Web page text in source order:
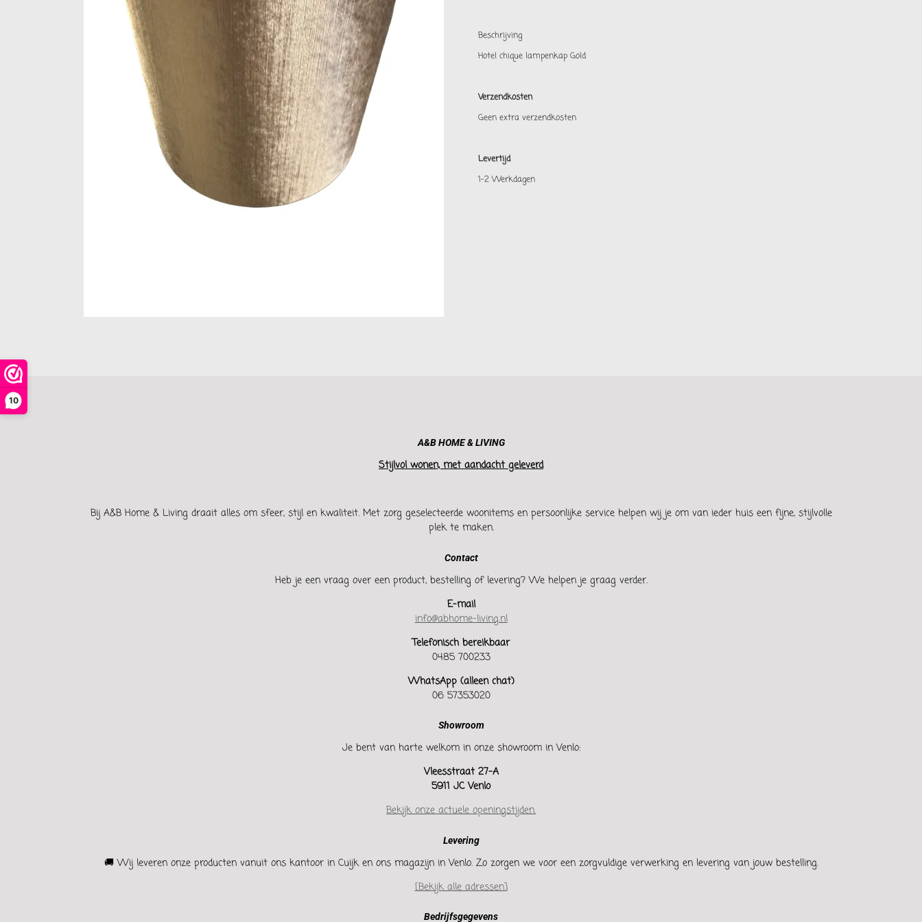
10
Beschrijving
Hotel chique lampenkap Gold
Verzendkosten
Geen extra verzendkosten
Levertijd
1-2 Werkdagen
A&B HOME & LIVING
Stijlvol wonen, met aandacht geleverd
Bij A&B Home & Living draait alles om sfeer, stijl en kwaliteit. Met zorg geselecteerde woonitems en persoonlijke service helpen wij je om van ieder huis een fijne, stijlvolle
plek te maken.
Contact
Heb je een vraag over een product, bestelling of levering? We helpen je graag verder.
E-mail
info@abhome-living.nl
Telefonisch bereikbaar
0485 700233
WhatsApp (alleen chat)
06 57353020
Showroom
Je bent van harte welkom in onze showroom in Venlo:
Vleesstraat 27-A
5911 JC Venlo
Bekijk onze actuele openingstijden.
Levering
🚚 Wij leveren onze producten vanuit ons kantoor in Cuijk en ons magazijn in Venlo. Zo zorgen we voor een zorgvuldige verwerking en levering van jouw bestelling.
[Bekijk alle adressen]
Bedrijfsgegevens